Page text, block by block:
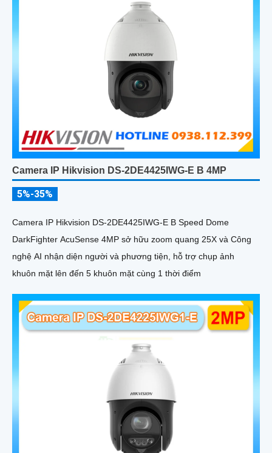
Camera IP Hikvision DS-2DE4425IWG-E B 4MP
5%-35%
Camera IP Hikvision DS-2DE4425IWG-E B Speed Dome
DarkFighter AcuSense 4MP sở hữu zoom quang 25X và Công
nghệ AI nhận diện người và phương tiện, hỗ trợ chụp ảnh
khuôn mặt lên đến 5 khuôn mặt cùng 1 thời điểm